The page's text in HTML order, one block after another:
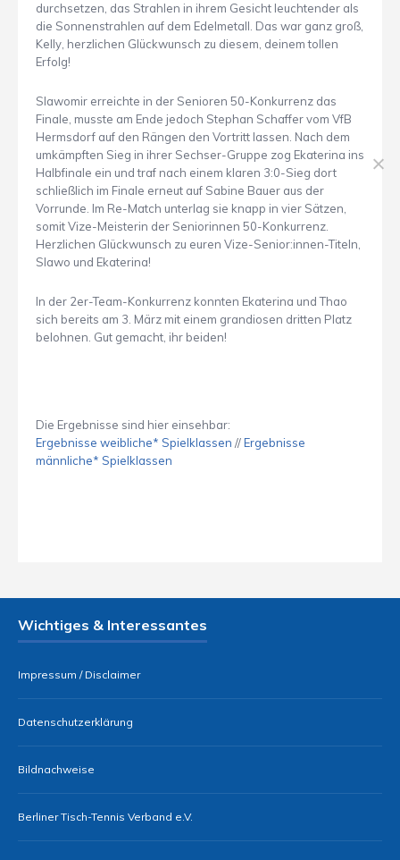
durchsetzen, das Strahlen in ihrem Gesicht leuchtender als
die Sonnenstrahlen auf dem Edelmetall. Das war ganz groß,
Kelly, herzlichen Glückwunsch zu diesem, deinem tollen
Erfolg!
Slawomir erreichte in der Senioren 50-Konkurrenz das
Finale, musste am Ende jedoch Stephan Schaffer vom VfB
Hermsdorf auf den Rängen den Vortritt lassen. Nach dem
umkämpften Sieg in ihrer Sechser-Gruppe zog Ekaterina ins
Halbfinale ein und traf nach einem klaren 3:0-Sieg dort
schließlich im Finale erneut auf Sabine Bauer aus der
Vorrunde. Im Re-Match unterlag sie knapp in vier Sätzen,
somit Vize-Meisterin der Seniorinnen 50-Konkurrenz.
Herzlichen Glückwunsch zu euren Vize-Senior:innen-Titeln,
Slawo und Ekaterina!
In der 2er-Team-Konkurrenz konnten Ekaterina und Thao
sich bereits am 3. März mit einem grandiosen dritten Platz
belohnen. Gut gemacht, ihr beiden!
Die Ergebnisse sind hier einsehbar:
Ergebnisse weibliche* Spielklassen //Ergebnisse
männliche* Spielklassen
Wichtiges & Interessantes
Impressum / Disclaimer
Datenschutzerklärung
Bildnachweise
Berliner Tisch-Tennis Verband e.V.